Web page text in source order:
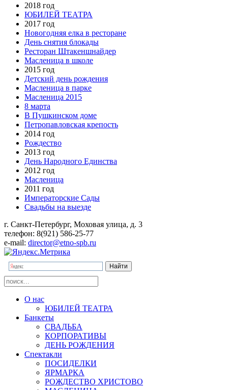
2018 год
ЮБИЛЕЙ ТЕАТРА
2017 год
Новогодняя елка в ресторане
День снятия блокады
Ресторан Штакеншнайдер
Масленица в школе
2015 год
Детский день рождения
Масленица в парке
Масленица 2015
8 марта
В Пушкинском доме
Петропавловская крепость
2014 год
Рождество
2013 год
День Народного Единства
2012 год
Масленица
2011 год
Императорские Сады
Свадьбы на выезде
г. Санкт-Петербург, Моховая улица, д. 3
телефон: 8(921) 586-25-77
e-mail: director@etno-spb.ru
О нас
ЮБИЛЕЙ ТЕАТРА
Банкеты
СВАДЬБА
КОРПОРАТИВЫ
ДЕНЬ РОЖДЕНИЯ
Спектакли
ПОСИДЕЛКИ
ЯРМАРКА
РОЖДЕСТВО ХРИСТОВО